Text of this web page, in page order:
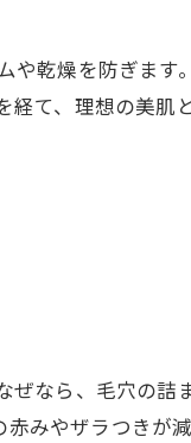
乾燥を防ぎま
て、理想の美肌
なら、毛穴の
みやザラつきが